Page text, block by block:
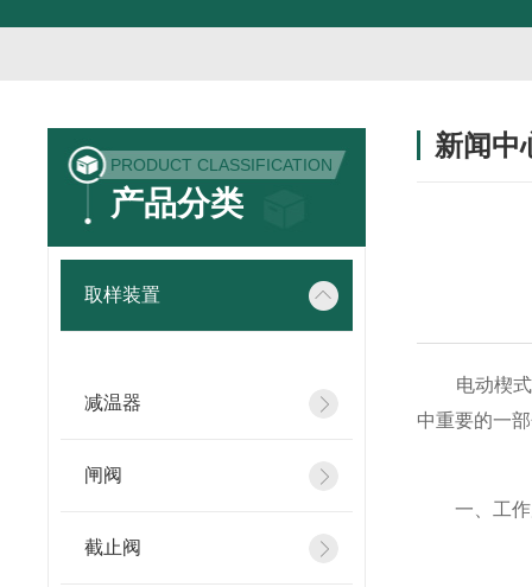
PRODUCT CLASSIFICATION
产品分类
取样装置
减温器
闸阀
截止阀
新闻中
电动楔式闸
中重要的一
一、工作